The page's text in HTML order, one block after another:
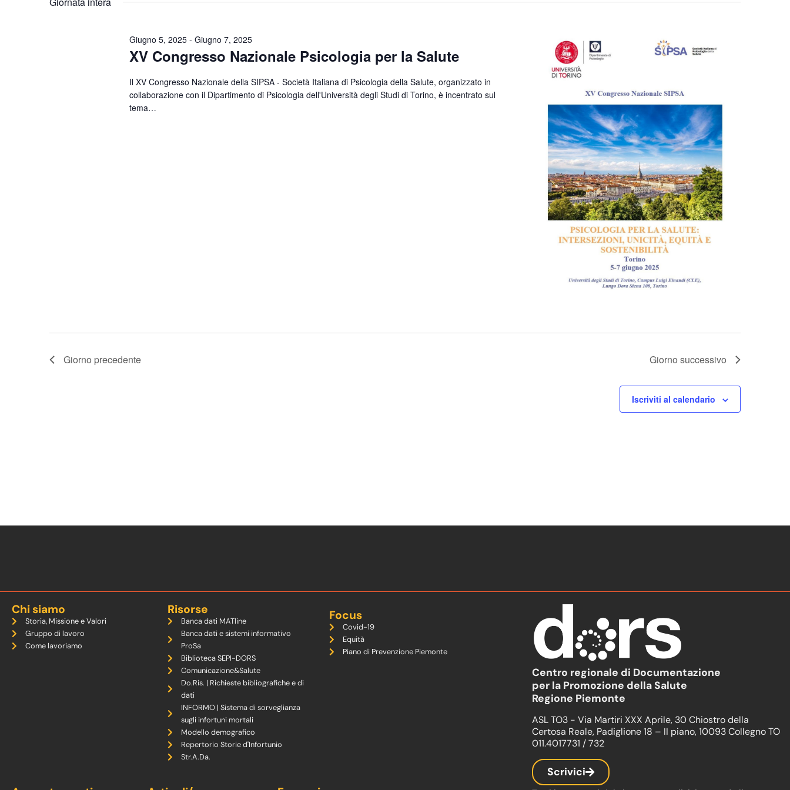
Parola
XV Congresso Nazionale Psicologia per la Salute
Giugno 5, 2025- Giugno 7, 2025
Il XV Congresso Nazionale della SIPSA - Società Italiana di Psicologia della Salute, organizzato in
collaborazione con il Dipartimento di Psicologia dell'Università degli Studi di Torino, è incentrato sul
tema…
Giorno precedente Giorno successivo
Iscriviti al calendario
Chi siamo
Storia, Missione e Valori
Gruppo di lavoro
Come lavoriamo
Risorse
Banca dati MATline
Banca dati e sistemi informativo
ProSa
Biblioteca SEPI-DORS
Comunicazione&Salute
Do.Ris. | Richieste bibliografiche e di
dati
INFORMO | Sistema di sorveglianza
sugli infortuni mortali
Modello demografico
Repertorio Storie d'Infortunio
Str.A.Da.
Focus
Covid-19
Equità
Piano di Prevenzione Piemonte
Centro regionale di Documentazione
per la Promozione della Salute
Regione Piemonte
ASL TO3 - Via Martiri XXX Aprile, 30 Chiostro della
Certosa Reale, Padiglione 18 – II piano, 10093 Collegno TO
011.4017731 / 732
Scrivici